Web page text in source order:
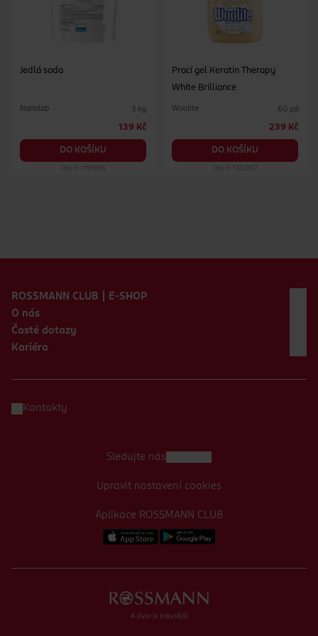
Jedlá soda
Nanolab 3 kg
139 Kč
DO KOŠÍKU
Obj. č.: 1193855
Prací gel Keratin Therapy
White Brilliance
Woolite 60 pd
239 Kč
DO KOŠÍKU
Obj. č.: 1332957
ROSSMANN CLUB | E-SHOP
O nás
Časté dotazy
Kariéra
Kontakty
Aplikace ROSSMANN CLUB
Sledujte nás
Upravit nastavení cookies